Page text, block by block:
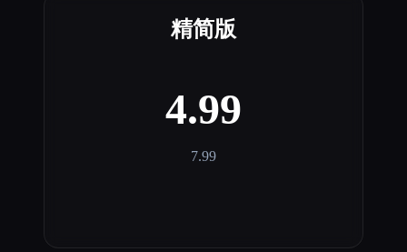
精简版
4.99
7.99